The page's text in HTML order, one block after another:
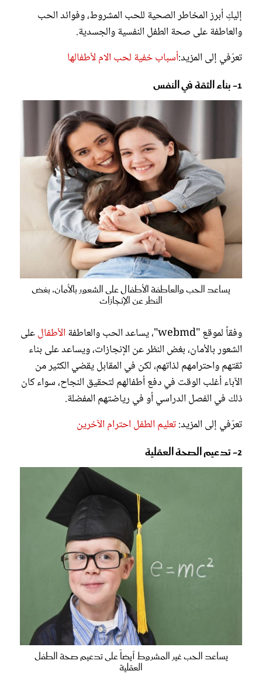
إليكِ أبرز المخاطر الصحية للحب المشروط، وفوائد الحب
والعاطفة على صحة الطفل النفسية والجسدية.
تعرّفي إلى المزيد:أسباب خفية لحب الام لأطفالها
1- بناء الثقة في النفس
يساعد الحب والعاطفة الأطفال على الشعور بالأمان، بغض
النظر عن الإنجازات
وفقاً لموقع "webmd"، يساعد الحب والعاطفة الأطفالعلى
الشعور بالأمان، بغض النظر عن الإنجازات، ويساعد على بناء
ثقتهم واحترامهم لذاتهم، لكن في المقابل يقضي الكثير من
الآباء أغلب الوقت في دفع أطفالهم لتحقيق النجاح، سواء كان
ذلك في الفصل الدراسي أو في رياضتهم المفضلة.
تعرّفي إلى المزيد:تعليم الطفل احترام الآخرين
2- تدعيم الصحة العقلية
يساعد الحب غير المشروط أيضاً على تدعيم صحة الطفل
العقلية